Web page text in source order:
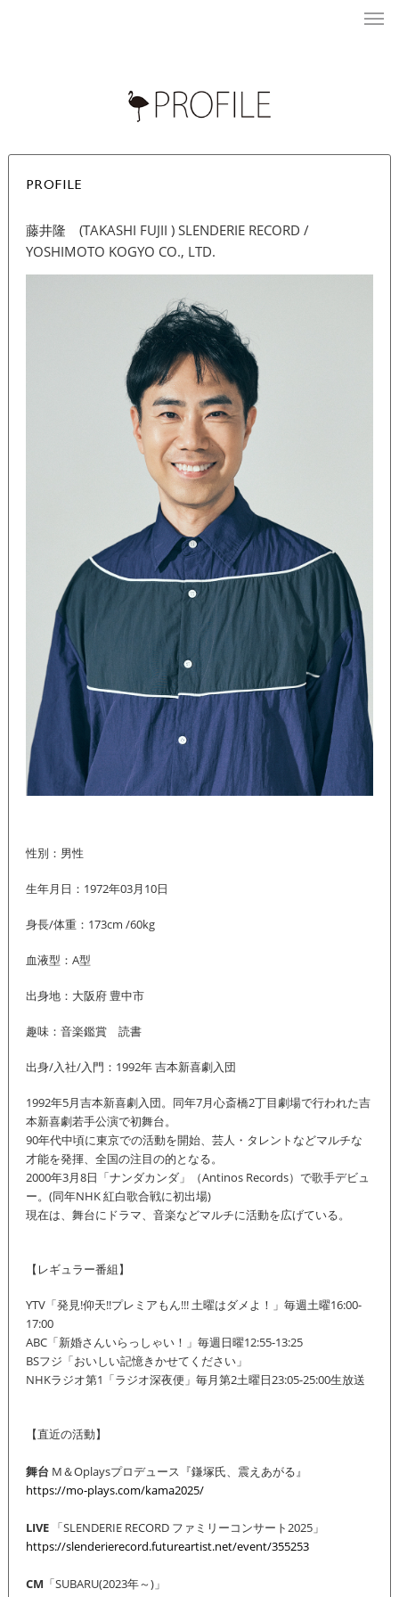
PROFILE
藤井隆 (TAKASHI FUJII ) SLENDERIE RECORD /
YOSHIMOTO KOGYO CO., LTD.
性別：男性
生年月日：1972年03月10日
身長/体重：173cm /60kg
血液型：A型
出身地：大阪府 豊中市
趣味：音楽鑑賞 読書
出身/入社/入門：1992年 吉本新喜劇入団
1992年5月吉本新喜劇入団。同年7月心斎橋2丁目劇場で行われた吉
本新喜劇若手公演で初舞台。
90年代中頃に東京での活動を開始、芸人・タレントなどマルチな
才能を発揮、全国の注目の的となる。
2000年3月8日「ナンダカンダ」（Antinos Records）で歌手デビュ
ー。(同年NHK 紅白歌合戦に初出場)
現在は、舞台にドラマ、音楽などマルチに活動を広げている。
【レギュラー番組】
YTV「発見!仰天!!プレミアもん!!! 土曜はダメよ！」毎週土曜16:00-
17:00
ABC「新婚さんいらっしゃい！」毎週日曜12:55-13:25
BSフジ「おいしい記憶きかせてください」
NHKラジオ第1「ラジオ深夜便」毎月第2土曜日23:05-25:00生放送
【直近の活動】
舞台 M＆Oplaysプロデュース『鎌塚氏、震えあがる』
https://mo-plays.com/kama2025/
LIVE 「SLENDERIE RECORD ファミリーコンサート2025」
https://slenderierecord.futureartist.net/event/355253
CM 「SUBARU(2023年～)」